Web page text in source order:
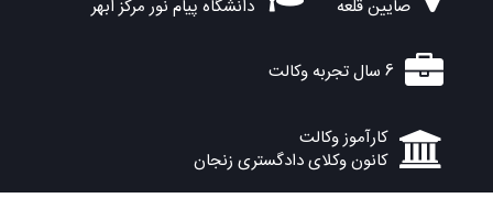
صایین قلعه
دانشگاه پیام نور مرکز ابهر
6 سال تجربه وکالت
کارآموز وکالت
کانون وکلای دادگستری زنجان